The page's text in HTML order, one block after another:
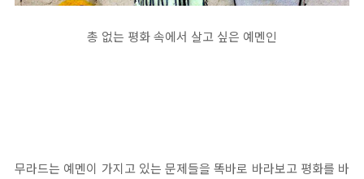
총 없는 평화 속에서 살고 싶은 예멘인
무라드는 예멘이 가지고 있는 문제들을 똑바로 바라보고 평화를 바